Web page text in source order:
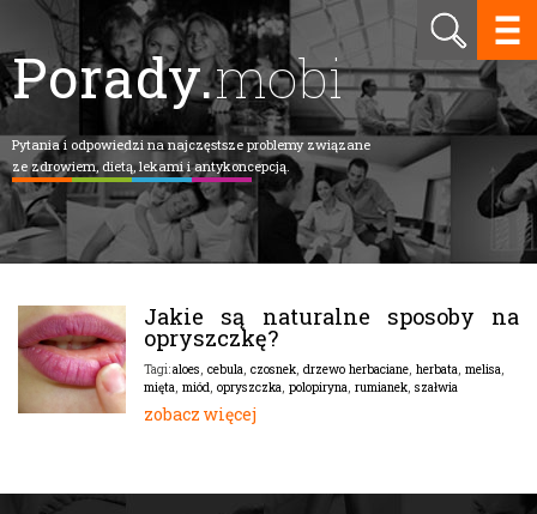
Porady.mobi
Pytania i odpowiedzi na najczęstsze problemy związane
ze zdrowiem, dietą, lekami i antykoncepcją.
Jakie są naturalne sposoby na
opryszczkę?
Tagi:aloes, cebula, czosnek, drzewo herbaciane, herbata, melisa,
mięta, miód, opryszczka, polopiryna, rumianek, szałwia
zobacz więcej